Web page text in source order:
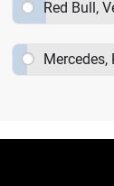
Red Bull,